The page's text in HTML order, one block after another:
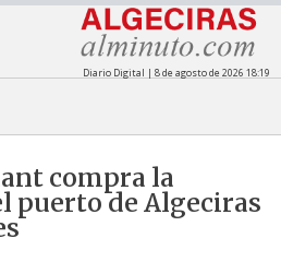
Diario Digital | 8 de agosto de 2026 18:19
compra la
puerto de Algeciras